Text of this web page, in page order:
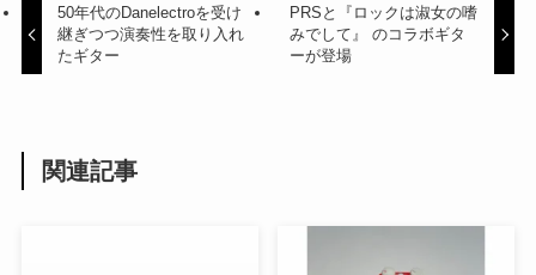
50年代のDanelectroを受け
継ぎつつ演奏性を取り入れ
たギター
PRSと『ロックは淑女の嗜
みでして』 のコラボギタ
ーが登場
関連記事